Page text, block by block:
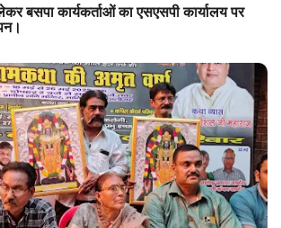
बसपा कार्यकर्ताओं का एसएसपी कार्यालय पर